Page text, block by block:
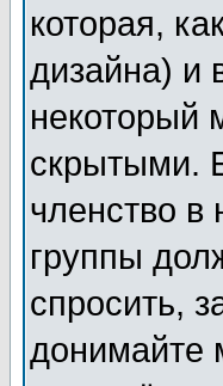
которая,
дизайна) и
некоторый
скрытыми.
членство в
группы
спросить,
донимайте